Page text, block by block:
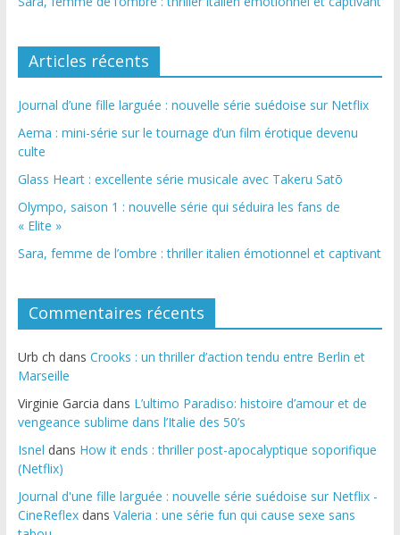
Articles récents
Journal d’une fille larguée : nouvelle série suédoise sur Netflix
Aema : mini-série sur le tournage d’un film érotique devenu
culte
Glass Heart : excellente série musicale avec Takeru Satō
Olympo, saison 1 : nouvelle série qui séduira les fans de
« Elite »
Sara, femme de l’ombre : thriller italien émotionnel et captivant
Commentaires récents
Urb ch dans Crooks : un thriller d’action tendu entre Berlin et
Marseille
Virginie Garcia dans L’ultimo Paradiso: histoire d’amour et de
vengeance sublime dans l’Italie des 50’s
Isnel dans How it ends : thriller post-apocalyptique soporifique
(Netflix)
Journal d'une fille larguée : nouvelle série suédoise sur Netflix -
CineReflexdans Valeria : une série fun qui cause sexe sans